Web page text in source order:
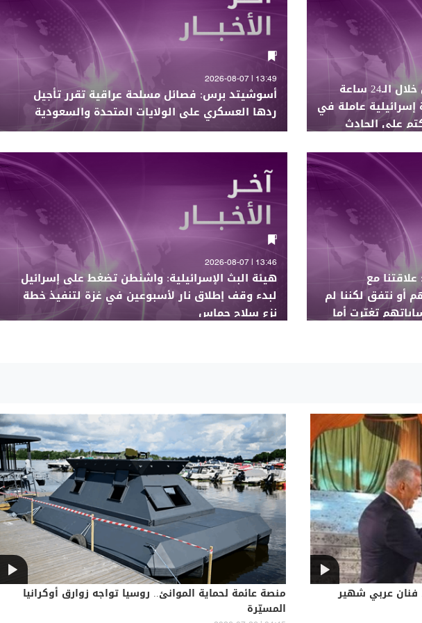
يديعوت أحرونوت: "حزب الله" أطلق خلال الـ24 ساعة
عاملة في
على الحادث
13:49 | 2026-08-07
أسوشيتد برس: فصائل مسلحة عراقية تقرر تأجيل
ردها العسكري على الولايات المتحدة والسعودية
مع
أو نتفق لكننا لم
تغيّرت أما
13:46 | 2026-08-07
هيئة البث الإسرائيلية: واشنطن تضغط على إسرائيل
لبدء وقف إطلاق نار لأسبوعين في غزة لتنفيذ خطة
نزع سلاح حماس
فنان عربي شهير
منصة عائمة لحماية الموانئ.. روسيا تواجه زوارق أوكرانيا
المسيّرة